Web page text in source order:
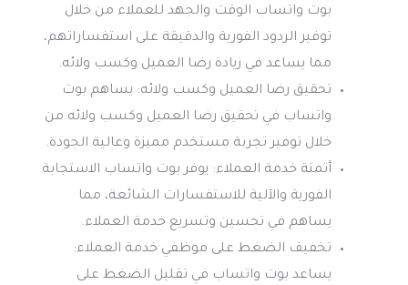
بوت واتساب الوقت والجهد للعملاء من خلال
توفير الردود الفورية والدقيقة على استفساراتهم،
مما يساعد في زيادة رضا العميل وكسب ولائه.
تحقيق رضا العميل وكسب ولائه: يساهم بوت
واتساب في تحقيق رضا العميل وكسب ولائه من
خلال توفير تجربة مستخدم مميزة وعالية الجودة.
أتمتة خدمة العملاء: يوفر بوت واتساب الاستجابة
الفورية والآلية للاستفسارات الشائعة، مما
يساهم في تحسين وتسريع خدمة العملاء.
تخفيف الضغط على موظفي خدمة العملاء:
يساعد بوت واتساب في تقليل الضغط على